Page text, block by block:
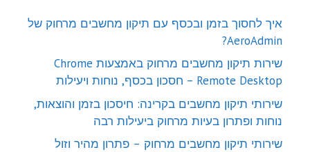
איך לחסוך בזמן ובכסף עם תיקון מחשבים מרחוק של
AeroAdmin?
שירות תיקון מחשבים מרחוק באמצעות Chrome
Remote Desktop – חסכון בכסף, נוחות ויעילות
שירותי תיקון מחשבים בקרינה: חיסכון בזמן והוצאות,
נוחות ופתרון בעיות מרחוק ביעילות רבה
שירותי תיקון מחשבים מרחוק – פתרון מהיר וזול